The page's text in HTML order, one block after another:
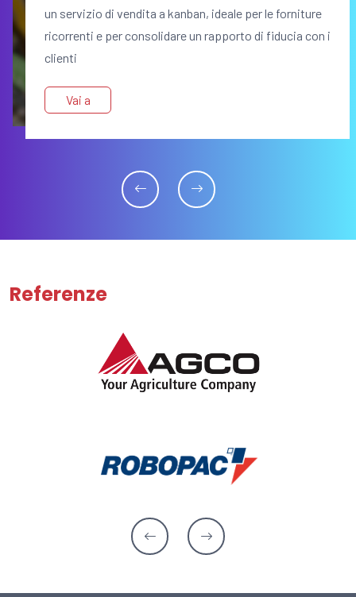
un servizio di vendita a kanban, ideale per le forniture
ricorrenti e per consolidare un rapporto di fiducia con i
clienti
Vai a
Referenze